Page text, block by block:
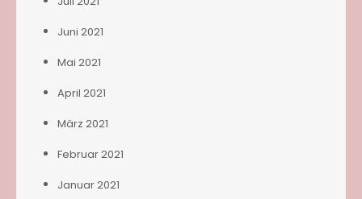
Juni 2021
Mai 2021
April 2021
März 2021
Februar 2021
Januar 2021